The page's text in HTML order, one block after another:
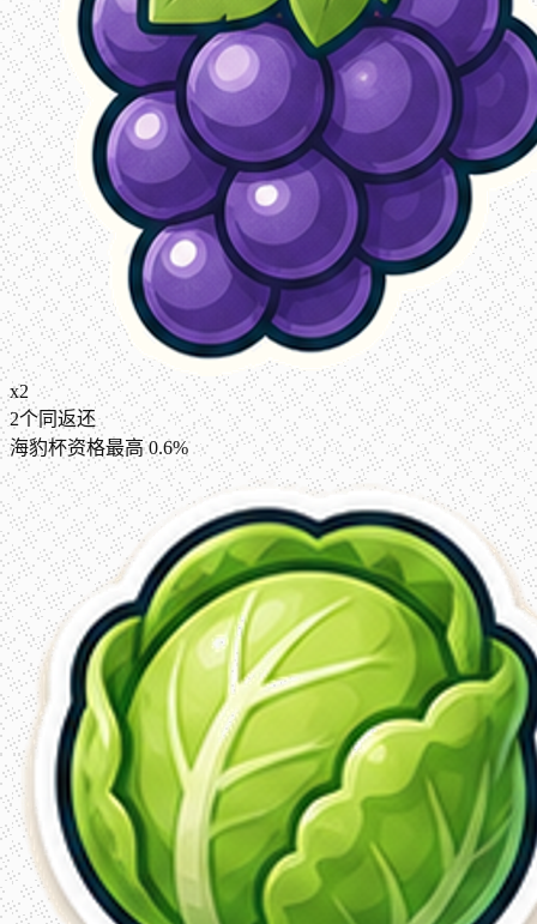
x2
2个同返还
海豹杯资格最高0.6%